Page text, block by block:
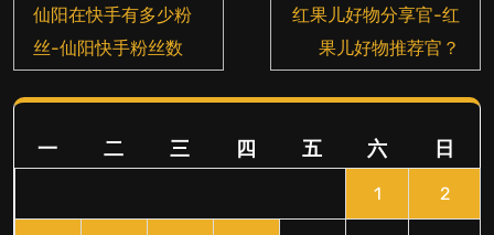
文
章
导
航
仙阳在快手有多少粉
丝-仙阳快手粉丝数
红果儿好物分享官-红
果儿好物推荐官？
一 二 三 四 五 六 日
1 2